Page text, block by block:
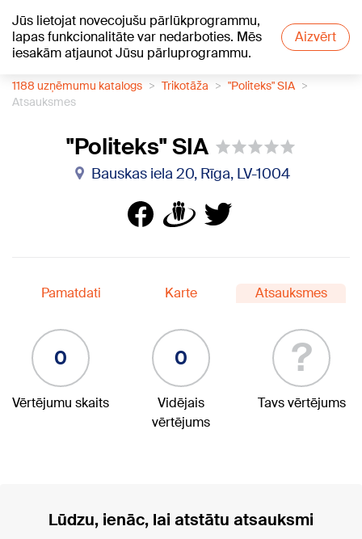
Jūs lietojat novecojušu pārlūkprogrammu,
lapas funkcionalitāte var nedarboties. Mēs
iesakām atjaunot Jūsu pārluprogrammu.
Aizvērt
+17°C
1188 uzņēmumu katalogs Trikotāža
"Politeks" SIA
Atsauksmes
"Politeks" SIA
Bauskas iela 20, Rīga, LV-1004
Pamatdati Karte Atsauksmes
0
Vērtējumu skaits
0
Vidējais
vērtējums
?
Tavs vērtējums
Lūdzu, ienāc, lai atstātu atsauksmi